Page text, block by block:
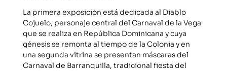
La primera exposición está dedicada al Diablo
Cojuelo, personaje central del Carnaval de la Vega
que se realiza en República Dominicana y cuya
génesis se remonta al tiempo de la Colonia y en
una segunda vitrina se presentan máscaras del
Carnaval de Barranquilla, tradicional fiesta del